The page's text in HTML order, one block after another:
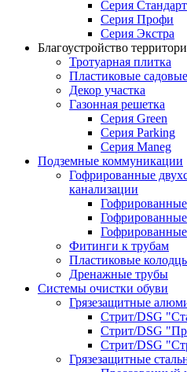
Серия Стандарт
Серия Профи
Серия Экстра
Благоустройство
Тротуарная плитка
Пластиковые
Декор участка
Газонная решетка
Серия Green
Серия Parking
Серия Maneg
Подземные коммуникации
Гофрированные
канализации
Фитинги к трубам
Пластиковые
Дренажные трубы
Системы очистки обуви
Грязезащитные
Стрит/DSG
Стрит/DSG
Стрит/DSG
Грязезащитные